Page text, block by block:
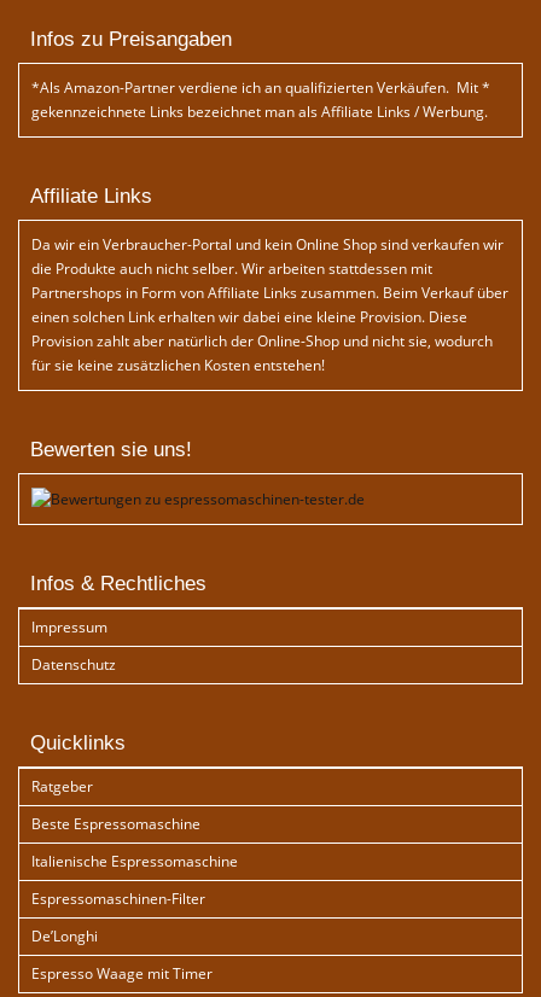
Infos zu Preisangaben
*Als Amazon-Partner verdiene ich an qualifizierten Verkäufen. Mit *
gekennzeichnete Links bezeichnet man als Affiliate Links / Werbung.
Affiliate Links
Da wir ein Verbraucher-Portal und kein Online Shop sind verkaufen wir
die Produkte auch nicht selber. Wir arbeiten stattdessen mit
Partnershops in Form von Affiliate Links zusammen. Beim Verkauf über
einen solchen Link erhalten wir dabei eine kleine Provision. Diese
Provision zahlt aber natürlich der Online-Shop und nicht sie, wodurch
für sie keine zusätzlichen Kosten entstehen!
Bewerten sie uns!
Infos & Rechtliches
Impressum
Datenschutz
Quicklinks
Ratgeber
Beste Espressomaschine
Italienische Espressomaschine
Espressomaschinen-Filter
De’Longhi
Espresso Waage mit Timer